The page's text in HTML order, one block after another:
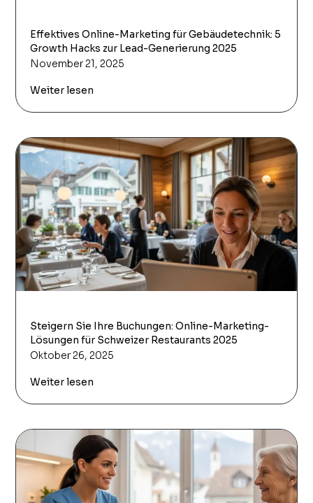
Effektives Online-Marketing für Gebäudetechnik: 5
Growth Hacks zur Lead-Generierung 2025
November 21, 2025
Weiter lesen
Steigern Sie Ihre Buchungen: Online-Marketing-
Lösungen für Schweizer Restaurants 2025
Oktober 26, 2025
Weiter lesen